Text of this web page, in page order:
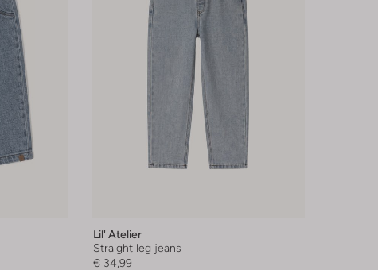
Lil' Atelier
Straight leg jeans
€ 34,99